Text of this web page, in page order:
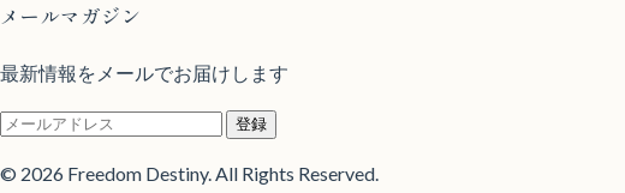
メールマガジン
最新情報をメールでお届けします
登録
© 2026 Freedom Destiny. All Rights Reserved.